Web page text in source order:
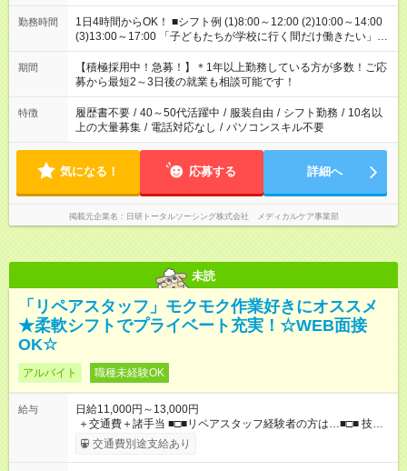
勤務時間
1日4時間からOK！ ■シフト例 (1)8:00～12:00 (2)10:00～14:00
(3)13:00～17:00 「子どもたちが学校に行く間だけ働きたい」
「余裕を持って夕飯の準備がしたい」 「午前中は働いて、午後
はプライベートの時間にしたい」 など、ご希望を教えてくださ
いね。 ※Wワーク希望の方へ 今ご覧のお仕事で希望する勤務時
間と、もう1つのお仕事の勤務時間。 合計で週40時間を超える
場合は応募できません。
期間
【積極採用中！急募！】＊1年以上勤務している方が多数！ご応
募から最短2～3日後の就業も相談可能です！
特徴 履歴書不要 / 40～50代活躍中 / 服装自由 / シフト勤務 / 10名以
上の大量募集 / 電話対応なし / パソコンスキル不要
気になる！ 応募する 詳細へ
掲載元企業名 日研トータルソーシング株式会社 メディカルケア事業部
未読
「リペアスタッフ」モクモク作業好きにオススメ
★柔軟シフトでプライベート充実！☆WEB面接
OK☆
アルバイト 職種未経験OK
給与
日給11,000円～13,000円
＋交通費＋諸手当 ■□■リペアスタッフ経験者の方は…■□■ 技術
チェック後に日給を決定します！ ・現場数に応じて『日給が1.2
倍』！ ・その他手当により『1.5倍』になることも…！ ・その他
交通費別途支給あり